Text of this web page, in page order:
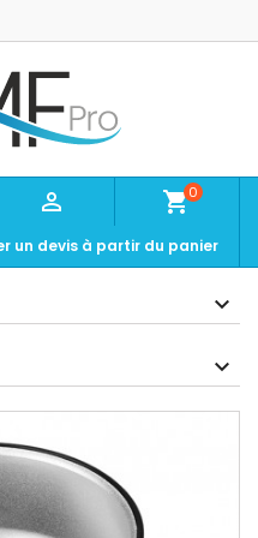
 shopping_cart0
un devis à partir du panier